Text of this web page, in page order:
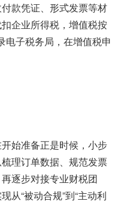
款凭证、形式发票等材
企业所得税，增值税按
电子税务局，在增值税申
始准备正是时候，小步
理订单数据、规范发票
逐步对接专业财税团
从“被动合规”到“主动利